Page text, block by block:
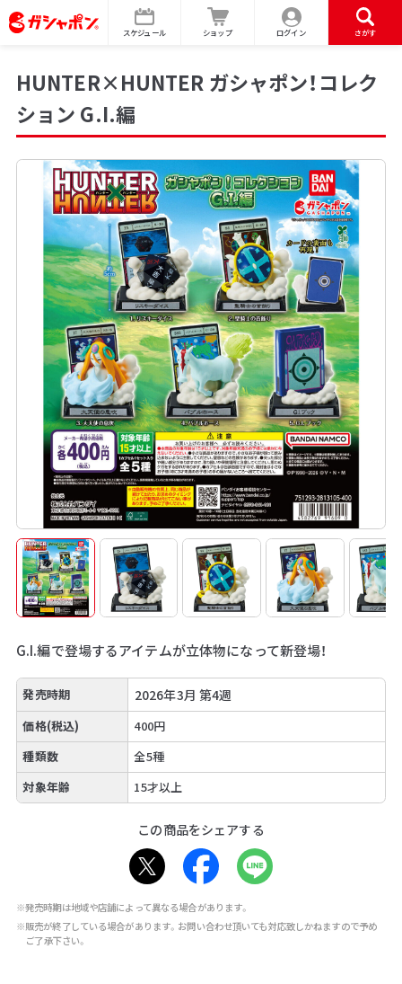
スケジュール ショップ ログイン さがす
HUNTER×HUNTER ガシャポン！コレク
ション G.I.編
G.I.編で登場するアイテムが立体物になって新登場！
発売時期 2026年3月 第4週
価格(税込)
400円
種類数
全5種
対象年齢
15才以上
この商品をシェアする
※発売時期は地域や店舗によって異なる場合があります。
※販売が終了している場合があります。お問い合わせ頂いても対応致しかねますので予め
ご了承下さい。